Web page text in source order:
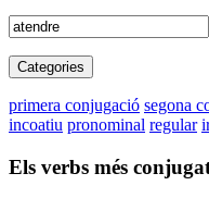
Categories
primera conjugació segona
incoatiu pronominal regular
Els verbs més